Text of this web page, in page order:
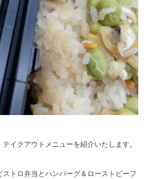
イクアウトメニューを紹介いたします。
トロ弁当とハンバーグ＆ローストビーフ